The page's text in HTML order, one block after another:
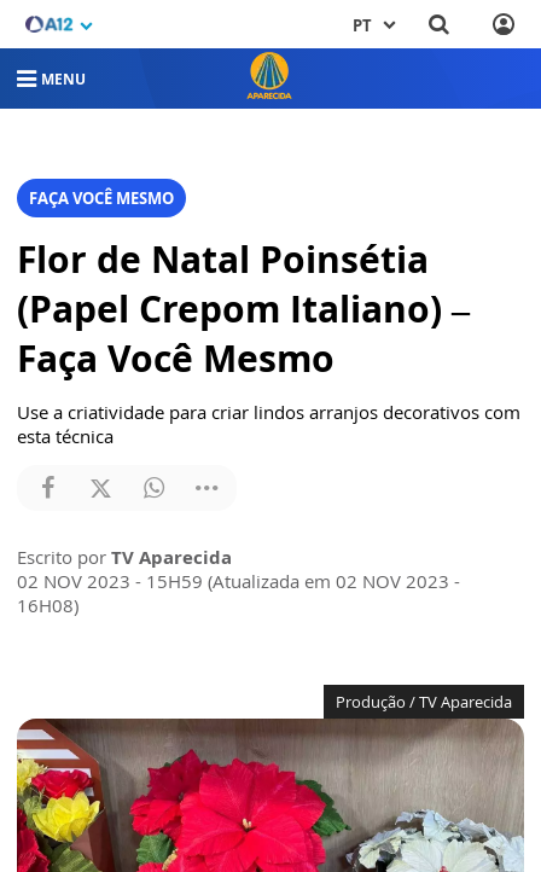
PT
MENU
FAÇA VOCÊ MESMO
Flor de Natal Poinsétia
(Papel Crepom Italiano) –
Faça Você Mesmo
Use a criatividade para criar lindos arranjos decorativos com
esta técnica
Escrito por TV Aparecida
02 NOV 2023 - 15H59 (Atualizada em 02 NOV 2023 -
16H08)
Produção / TV Aparecida